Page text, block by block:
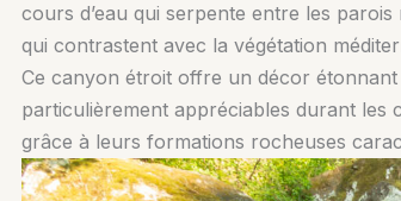
cours d’eau qui serpente entre les
qui contrastent avec la végétation
Ce canyon étroit offre un décor
particulièrement appréciables durant les
grâce à leurs formations rocheuses